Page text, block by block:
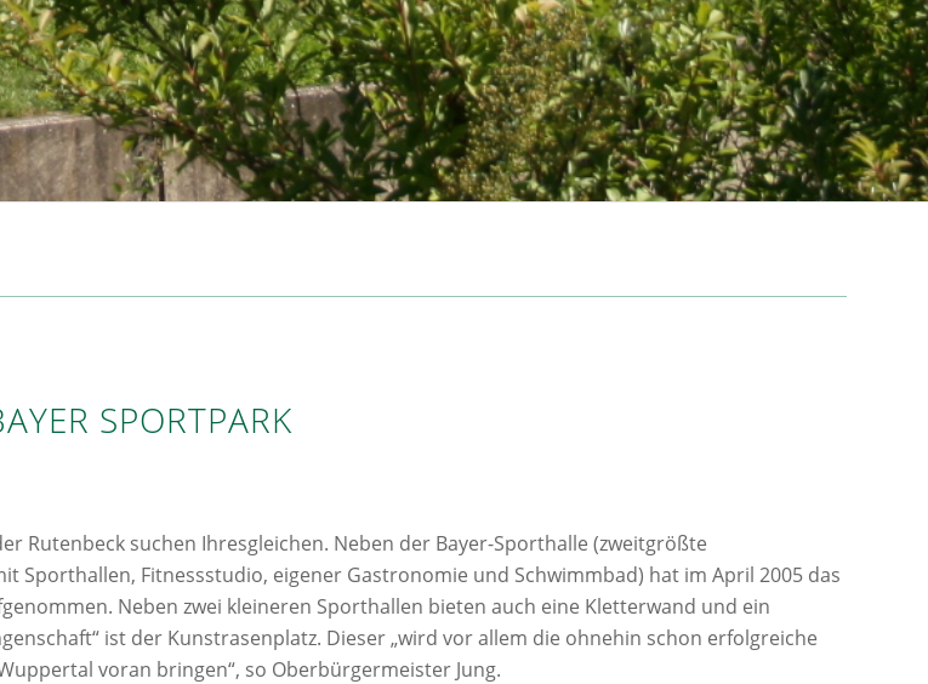
SPORTPARK
Rutenbeck suchen Ihresgleichen. Neben der Bayer-Sporthalle (zweitgrößte
Fitnessstudio, eigener Gastronomie und Schwimmbad) hat im April 2005 das
Neben zwei kleineren Sporthallen bieten auch eine Kletterwand und ein
ist der Kunstrasenplatz. Dieser „wird vor allem die ohnehin schon erfolgreiche
voran bringen“, so Oberbürgermeister Jung.